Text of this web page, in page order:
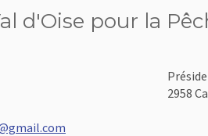
d'Oise pour la
2958